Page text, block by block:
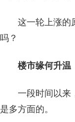
这一轮上涨的
吗？
楼市缘何升温
一段时间以来
是多方面的。